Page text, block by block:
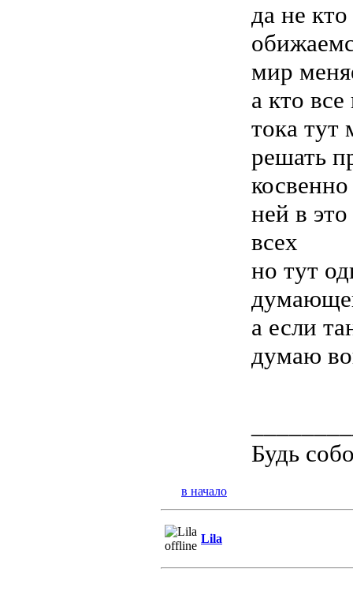
да не
мир
а кто
тока тут
решать
ней в
всех
но тут
а если
думаю
Будь
в начало
Lila